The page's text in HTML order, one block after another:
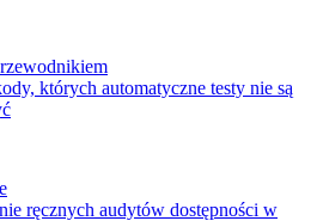
których automatyczne testy nie są
ręcznych audytów dostępności w